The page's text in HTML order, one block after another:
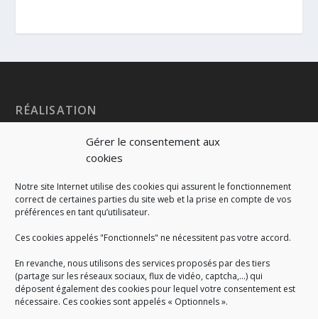
Gérer le consentement aux
cookies
Notre site Internet utilise des cookies qui assurent le fonctionnement
correct de certaines parties du site web et la prise en compte de vos
préférences en tant qu’utilisateur.
Ces cookies appelés "Fonctionnels" ne nécessitent pas votre accord.
En revanche, nous utilisons des services proposés par des tiers
(partage sur les réseaux sociaux, flux de vidéo, captcha,...) qui
déposent également des cookies pour lequel votre consentement est
nécessaire. Ces cookies sont appelés « Optionnels ».
RÉALISATION